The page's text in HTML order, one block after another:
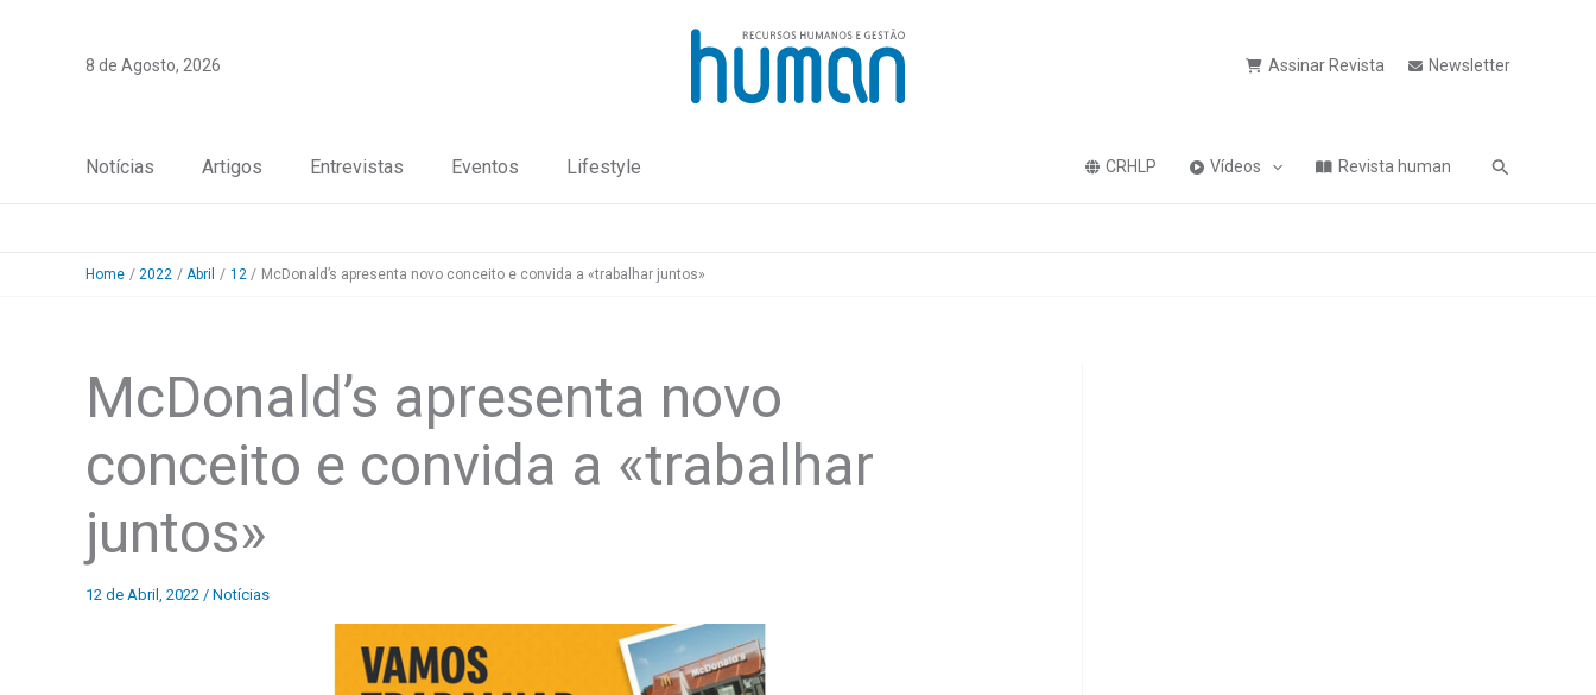
8 de Agosto, 2026 Assinar Revista Newsletter
Notícias Artigos Entrevistas Eventos Lifestyle CRHLP Vídeos Revista human Pesquisa
Home 2022 Abril 12 McDonald’s apresenta novo conceito e convida a «trabalhar juntos»
McDonald’s apresenta novo
conceito e convida a «trabalhar
juntos»
12 de Abril, 2022 / Notícias